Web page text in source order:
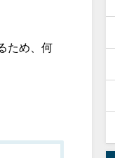
ため、何